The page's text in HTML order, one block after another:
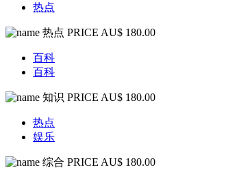
热点
热点 PRICE AU$ 180.00
百科
百科
知识 PRICE AU$ 180.00
热点
娱乐
综合 PRICE AU$ 180.00